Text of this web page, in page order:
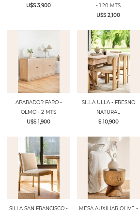
U$S 3,900
- 1.20 MTS
U$S 2,100
APARADOR FARO -
OLMO - 2 MTS
U$S 1,900
SILLA ULLA - FRESNO
NATURAL
$ 10,900
SILLA SAN FRANCISCO -
MESA AUXILIAR OLIVE -